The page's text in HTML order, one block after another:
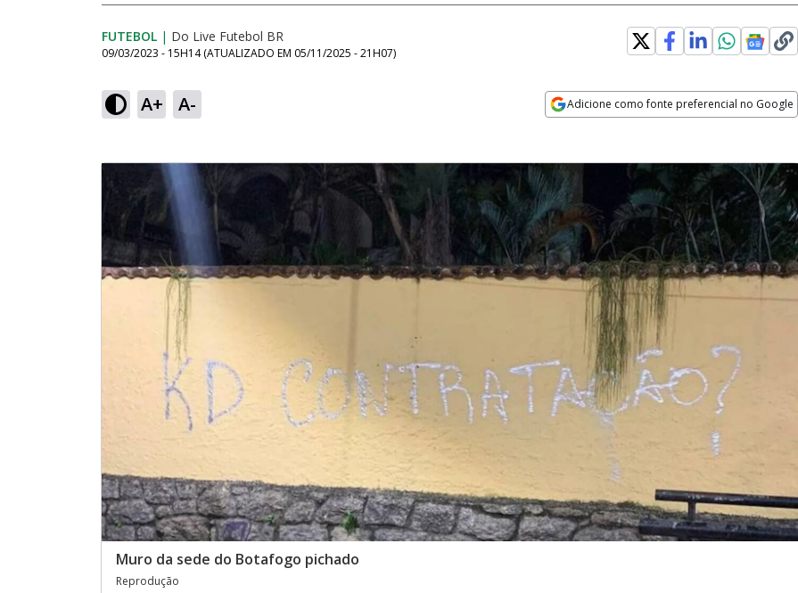
FUTEBOL | Do Live Futebol BR
09/03/2023 - 15H14 (ATUALIZADO EM 05/11/2025 - 21H07)
A+ A- Adicione como fonte preferencial no Google
Muro da sede do Botafogo pichado
Reprodução